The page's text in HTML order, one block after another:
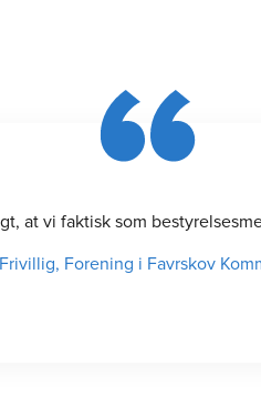
at vi faktisk som
Frivillig, Forening i Favrskov